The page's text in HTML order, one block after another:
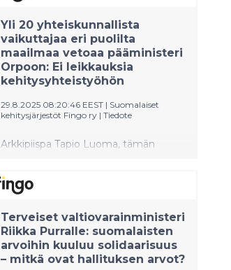
Yli 20 yhteiskunnallista
vaikuttajaa eri puolilta
maailmaa vetoaa pääministeri
Orpoon: Ei leikkauksia
kehitysyhteistyöhön
29.8.2025 08:20:46 EEST | Suomalaiset
kehitysjärjestöt Fingo ry | Tiedote
Arkkipiispa Tapio Luoma, tämän
ehdokas Feride Rushiti, vuoden 2020
Goldman-ympäristöpalkinnon
vetoaa avoimilla kirjeillä pääministeri
Petteri Orpoon budjettiriihen alla.
Terveiset valtiovarainministeri
Riikka Purralle: suomalaisten
arvoihin kuuluu solidaarisuus
– mitkä ovat hallituksen arvot?